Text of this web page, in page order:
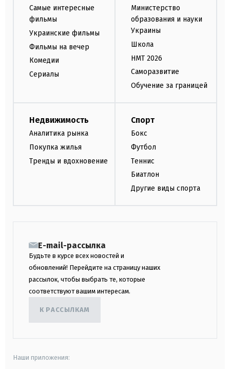
Самые интересные
фильмы
Украинские фильмы
Фильмы на вечер
Комедии
Сериалы
Министерство
образования и науки
Украины
Школа
НМТ 2026
Саморазвитие
Обучение за границей
Недвижимость
Аналитика рынка
Покупка жилья
Тренды и вдохновение
Спорт
Бокс
Футбол
Теннис
Биатлон
Другие виды спорта
E-mail-рассылка
Будьте в курсе всех новостей и
обновлений! Перейдите на страницу наших
рассылок, чтобы выбрать те, которые
соответствуют вашим интересам.
К РАССЫЛКАМ
Наши приложения: